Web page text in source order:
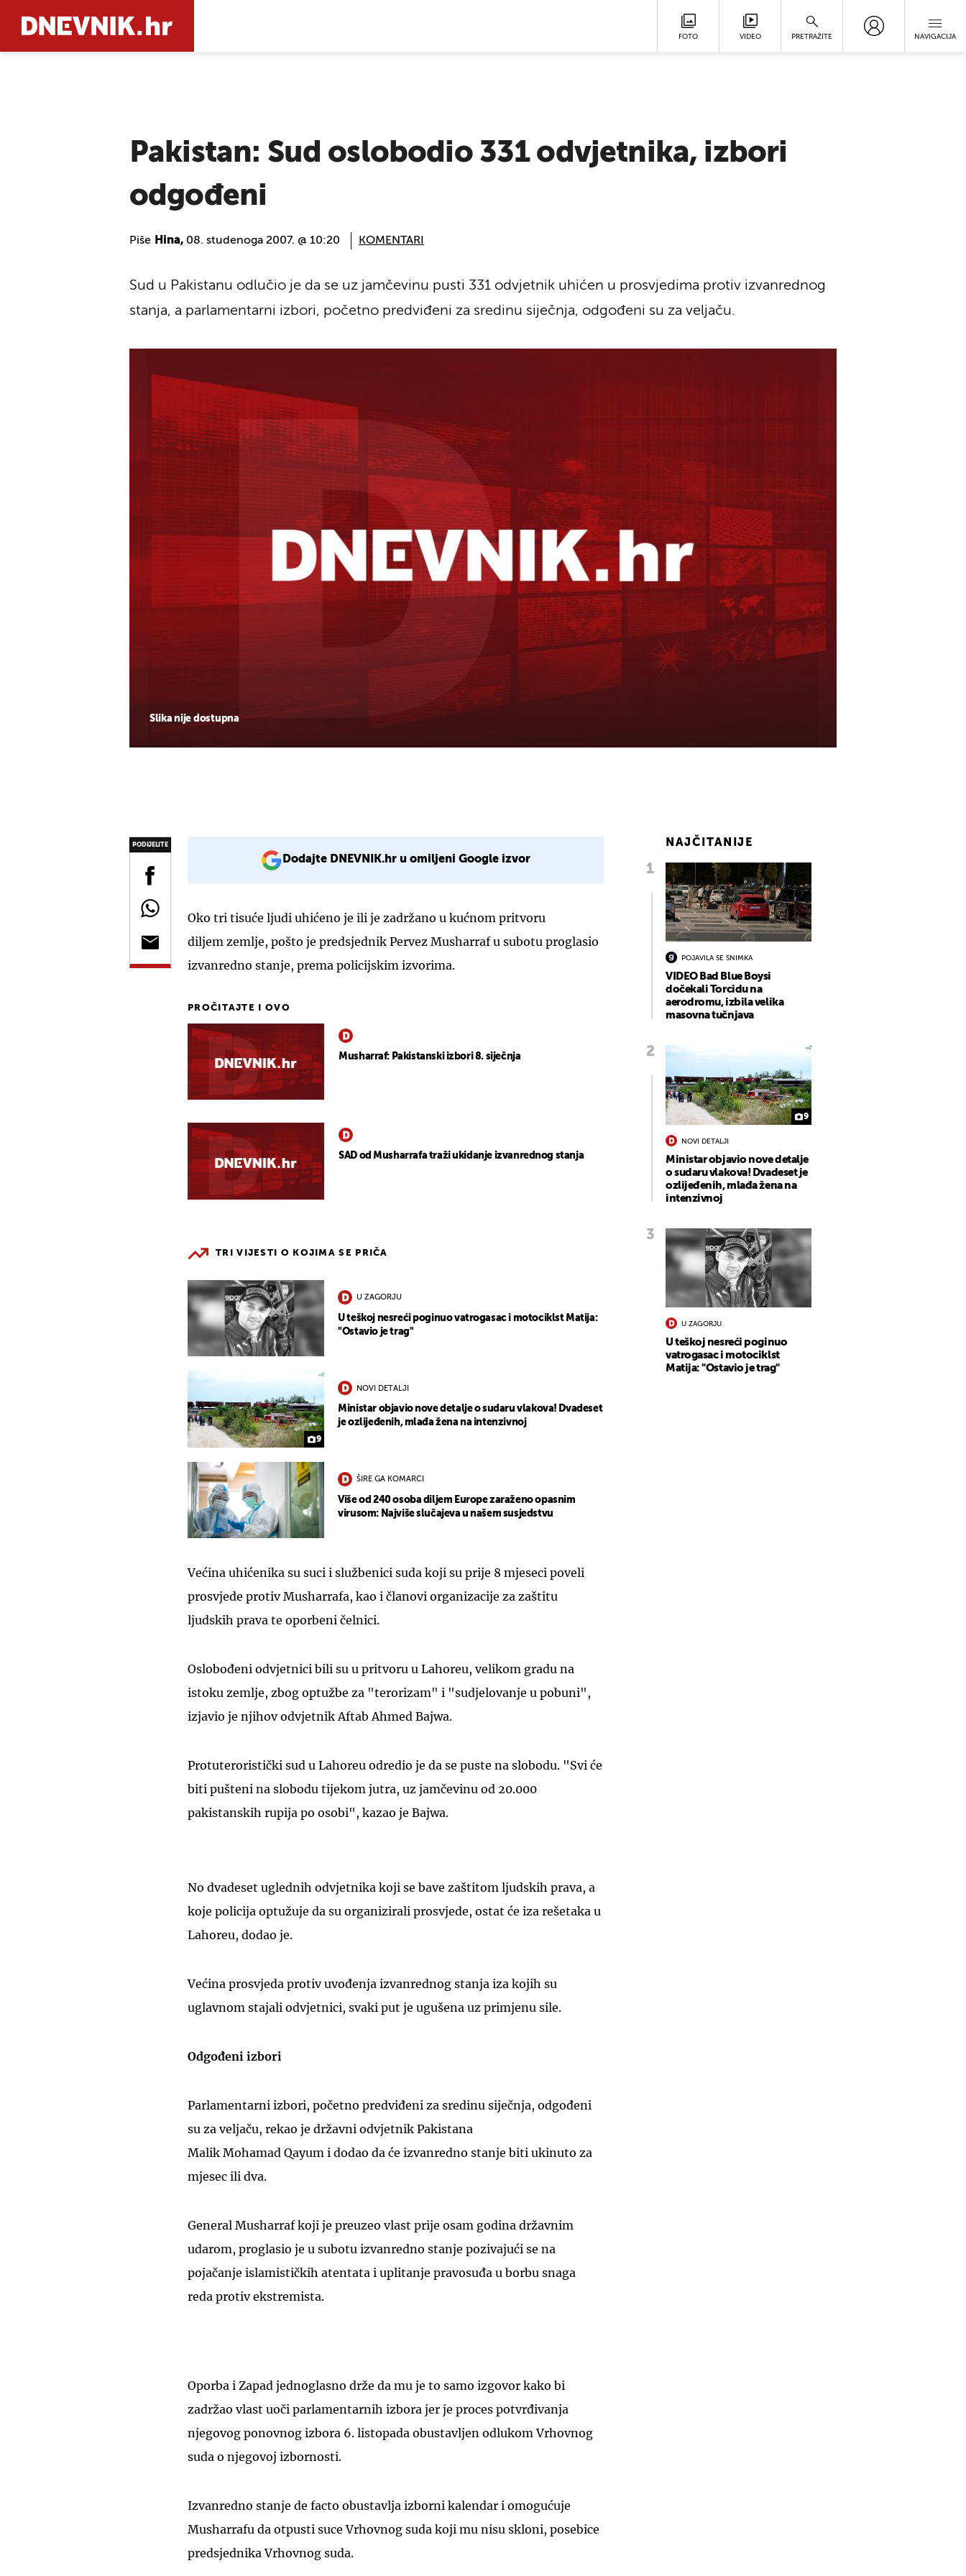
FOTO VIDEO PRETRAŽITE NAVIGACIJA
Pakistan: Sud oslobodio 331 odvjetnika, izbori
odgođeni
Piše Hina, 08. studenoga 2007. @ 10:20 KOMENTARI
Slika nije dostupna
Sud u Pakistanu odlučio je da se uz jamčevinu pusti 331 odvjetnik uhićen u prosvjedima protiv izvanrednog
stanja, a parlamentarni izbori, početno predviđeni za sredinu siječnja, odgođeni su za veljaču.
PODIJELITE
Dodajte DNEVNIK.hr u omiljeni Google izvor
Oko tri tisuće ljudi uhićeno je ili je zadržano u kućnom pritvoru
diljem zemlje, pošto je predsjednik Pervez Musharraf u subotu proglasio
izvanredno stanje, prema policijskim izvorima.
PROČITAJTE I OVO
Musharraf: Pakistanski izbori 8. siječnja
SAD od Musharrafa traži ukidanje izvanrednog stanja
TRI VIJESTI O KOJIMA SE PRIČA
U ZAGORJU
U teškoj nesreći poginuo vatrogasac i motociklst Matija:
"Ostavio je trag"
9
NOVI DETALJI
Ministar objavio nove detalje o sudaru vlakova! Dvadeset
je ozlijeđenih, mlađa žena na intenzivnoj
ŠIRE GA KOMARCI
Više od 240 osoba diljem Europe zaraženo opasnim
virusom: Najviše slučajeva u našem susjedstvu
Većina uhićenika su suci i službenici suda koji su prije 8 mjeseci poveli
prosvjede protiv Musharrafa, kao i članovi organizacije za zaštitu
ljudskih prava te oporbeni čelnici.
Oslobođeni odvjetnici bili su u pritvoru u Lahoreu, velikom gradu na
istoku zemlje, zbog optužbe za "terorizam" i "sudjelovanje u pobuni",
izjavio je njihov odvjetnik Aftab Ahmed Bajwa.
Protuteroristički sud u Lahoreu odredio je da se puste na slobodu. "Svi će
biti pušteni na slobodu tijekom jutra, uz jamčevinu od 20.000
pakistanskih rupija po osobi", kazao je Bajwa.
No dvadeset uglednih odvjetnika koji se bave zaštitom ljudskih prava, a
koje policija optužuje da su organizirali prosvjede, ostat će iza rešetaka u
Lahoreu, dodao je.
Većina prosvjeda protiv uvođenja izvanrednog stanja iza kojih su
uglavnom stajali odvjetnici, svaki put je ugušena uz primjenu sile.
Odgođeni izbori
Parlamentarni izbori, početno predviđeni za sredinu siječnja, odgođeni
su za veljaču, rekao je državni odvjetnik Pakistana
Malik Mohamad Qayum i dodao da će izvanredno stanje biti ukinuto za
mjesec ili dva.
General Musharraf koji je preuzeo vlast prije osam godina državnim
udarom, proglasio je u subotu izvanredno stanje pozivajući se na
pojačanje islamističkih atentata i uplitanje pravosuđa u borbu snaga
reda protiv ekstremista.
Oporba i Zapad jednoglasno drže da mu je to samo izgovor kako bi
zadržao vlast uoči parlamentarnih izbora jer je proces potvrđivanja
njegovog ponovnog izbora 6. listopada obustavljen odlukom Vrhovnog
suda o njegovoj izbornosti.
Izvanredno stanje de facto obustavlja izborni kalendar i omogućuje
Musharrafu da otpusti suce Vrhovnog suda koji mu nisu skloni, posebice
predsjednika Vrhovnog suda.
NAJČITANIJE
POJAVILA SE SNIMKA
VIDEO Bad Blue Boysi
dočekali Torcidu na
aerodromu, izbila velika
masovna tučnjava
9
NOVI DETALJI
Ministar objavio nove detalje
o sudaru vlakova! Dvadeset je
ozlijeđenih, mlađa žena na
intenzivnoj
U ZAGORJU
U teškoj nesreći poginuo
vatrogasac i motociklst
Matija: "Ostavio je trag"